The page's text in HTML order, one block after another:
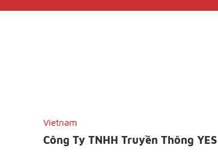
Vietnam
Công Ty TNHH Truyền Thông YES